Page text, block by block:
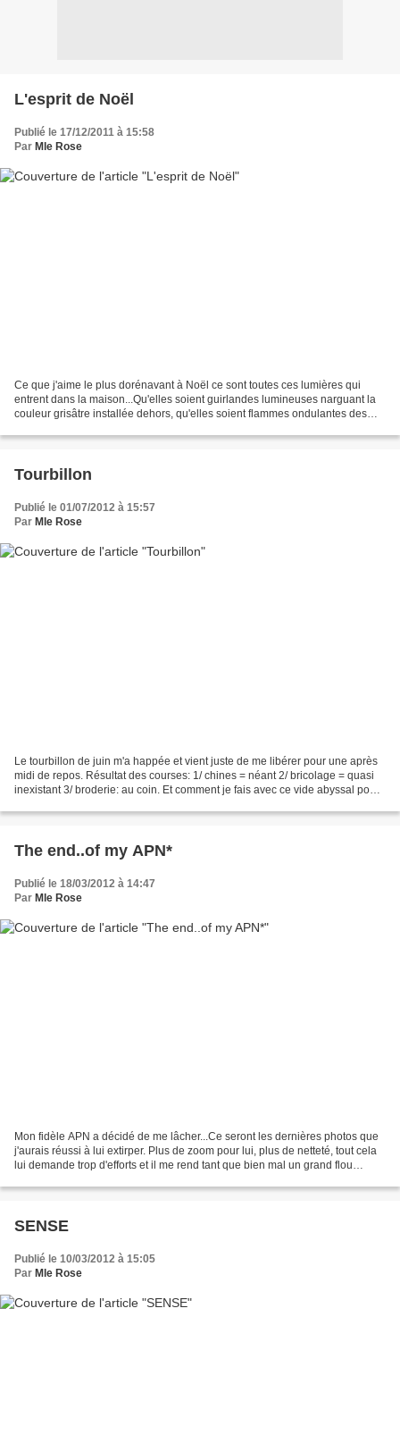
L'esprit de Noël
Publié le 17/12/2011 à 15:58
Par Mle Rose
Ce que j'aime le plus dorénavant à Noël ce sont toutes ces lumières qui
entrent dans la maison...Qu'elles soient guirlandes lumineuses narguant la
couleur grisâtre installée dehors, qu'elles soient flammes ondulantes des
Tourbillon
Publié le 01/07/2012 à 15:57
Par Mle Rose
Le tourbillon de juin m'a happée et vient juste de me libérer pour une après
midi de repos. Résultat des courses: 1/ chines = néant 2/ bricolage = quasi
inexistant 3/ broderie: au coin. Et comment je fais avec ce vide abyssal pour
The end..of my APN*
Publié le 18/03/2012 à 14:47
Par Mle Rose
Mon fidèle APN a décidé de me lâcher...Ce seront les dernières photos que
j'aurais réussi à lui extirper. Plus de zoom pour lui, plus de netteté, tout cela
lui demande trop d'efforts et il me rend tant que bien mal un grand flou
SENSE
Publié le 10/03/2012 à 15:05
Par Mle Rose